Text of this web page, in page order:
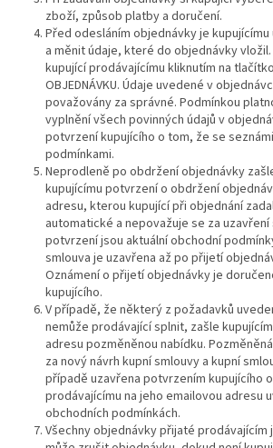
zboží, způsob platby a doručení.
Před odesláním objednávky je
a měnit údaje, které do objednávky
kupující prodávajícímu kliknutím na tlačítko
OBJEDNÁVKU. Údaje uvedené v
považovány za správné. Podmínkou
vyplnění všech povinných údajů v
potvrzení kupujícího o tom, že se
podmínkami.
Neprodleně po obdržení objednávky
kupujícímu potvrzení o obdržení
adresu, kterou kupující při objednání
automatické a nepovažuje se za uzavření
potvrzení jsou aktuální obchodní
smlouva je uzavřena až po přijetí
Oznámení o přijetí objednávky je
kupujícího.
V případě, že některý z požadavků
nemůže prodávající splnit, zašle
adresu pozměněnou nabídku.
za nový návrh kupní smlouvy a kupní
případě uzavřena potvrzením kupujícího
prodávajícímu na jeho emailovou adresu
obchodních podmínkách.
Všechny objednávky přijaté prodávajícím